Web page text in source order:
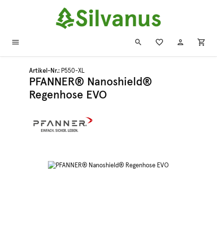
Zum Hauptinhalt springen
Artikel-Nr.: P550-XL
PFANNER® Nanoshield®
Regenhose EVO
Bildergalerie überspringen